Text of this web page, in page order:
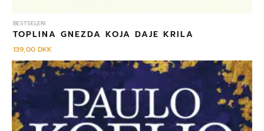
BESTSELERI
TOPLINA GNEZDA KOJA DAJE KRILA
139,00DKK